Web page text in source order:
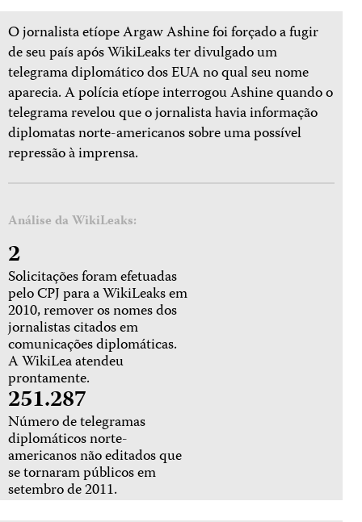
O jornalista etíope Argaw Ashine foi forçado a fugir
de seu país após WikiLeaks ter divulgado um
telegrama diplomático dos EUA no qual seu nome
aparecia. A polícia etíope interrogou Ashine quando o
telegrama revelou que o jornalista havia informação
diplomatas norte-americanos sobre uma possível
repressão à imprensa.
Análise da WikiLeaks:
2
Solicitações foram efetuadas
pelo CPJ para a WikiLeaks em
2010, remover os nomes dos
jornalistas citados em
comunicações diplomáticas.
A WikiLea atendeu
prontamente.
251.287
Número de telegramas
diplomáticos norte-
americanos não editados que
se tornaram públicos em
setembro de 2011.